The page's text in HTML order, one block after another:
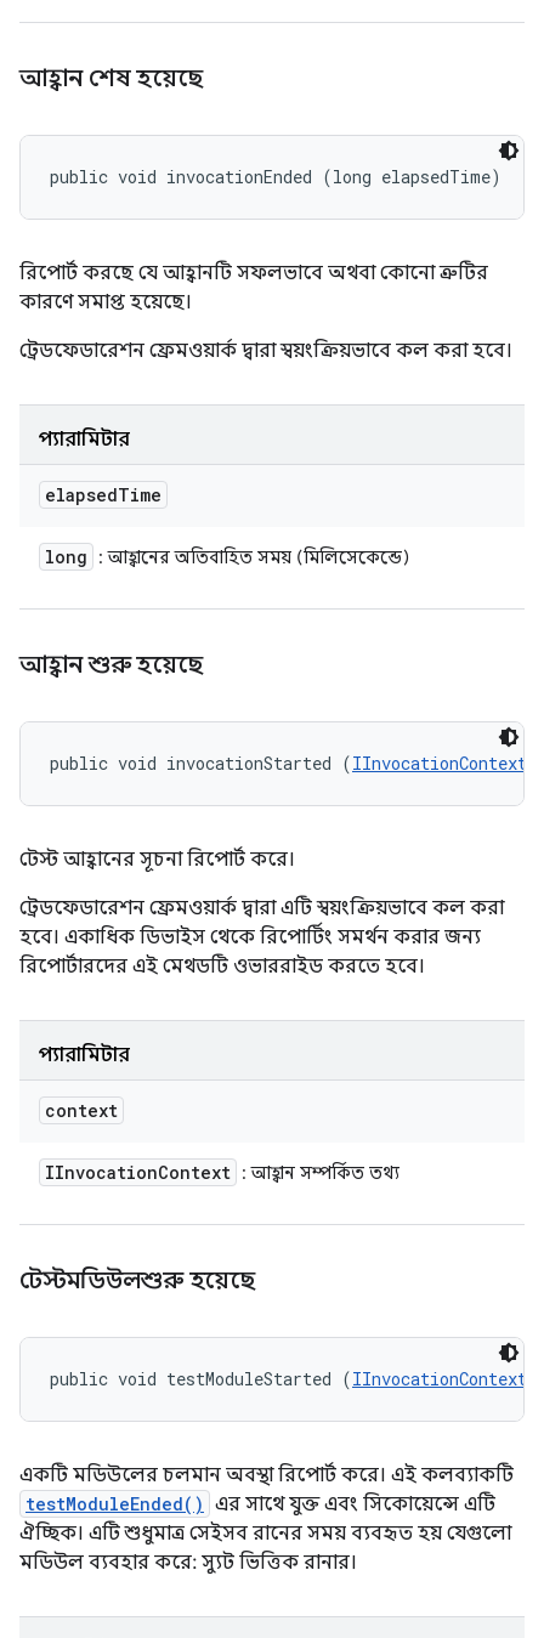
আহ্বান শেষ হয়েছে
public void invocationEnded (long elapsedTime)
রিপোর্ট করছে যে আহ্বানটি সফলভাবে অথবা কোনো ত্রুটির
কারণে সমাপ্ত হয়েছে।
ট্রেডফেডারেশন ফ্রেমওয়ার্ক দ্বারা স্বয়ংক্রিয়ভাবে কল করা হবে।
প্যারামিটার
elapsedTime
long : আহ্বানের অতিবাহিত সময় (মিলিসেকেন্ডে)
আহ্বান শুরু হয়েছে
public void invocationStarted (IInvocationContext
টেস্ট আহ্বানের সূচনা রিপোর্ট করে।
ট্রেডফেডারেশন ফ্রেমওয়ার্ক দ্বারা এটি স্বয়ংক্রিয়ভাবে কল করা
হবে। একাধিক ডিভাইস থেকে রিপোর্টিং সমর্থন করার জন্য
রিপোর্টারদের এই মেথডটি ওভাররাইড করতে হবে।
প্যারামিটার
context
IInvocationContext : আহ্বান সম্পর্কিত তথ্য
টেস্টমডিউলশুরু হয়েছে
public void testModuleStarted (IInvocationContext
একটি মডিউলের চলমান অবস্থা রিপোর্ট করে। এই কলব্যাকটি
testModuleEnded() এর সাথে যুক্ত এবং সিকোয়েন্সে এটি
ঐচ্ছিক। এটি শুধুমাত্র সেইসব রানের সময় ব্যবহৃত হয় যেগুলো
মডিউল ব্যবহার করে: স্যুট ভিত্তিক রানার।